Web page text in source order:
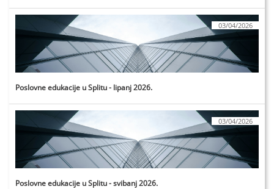
Poslovne edukacije u Splitu - lipanj 2026.
03/04/2026
Poslovne edukacije u Splitu - svibanj 2026.
03/04/2026